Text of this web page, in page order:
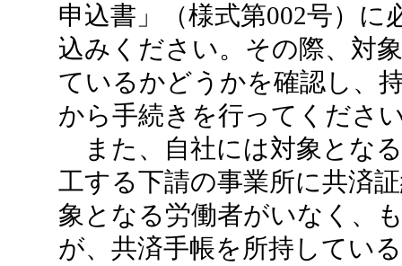
申込書」（様式第002号）
込みください。その際、対
ているかどうかを確認し、
から手続きを行ってくださ
また、自社には対象とな
工する下請の事業所に共済
象となる労働者がいなく、
が、共済手帳を所持してい